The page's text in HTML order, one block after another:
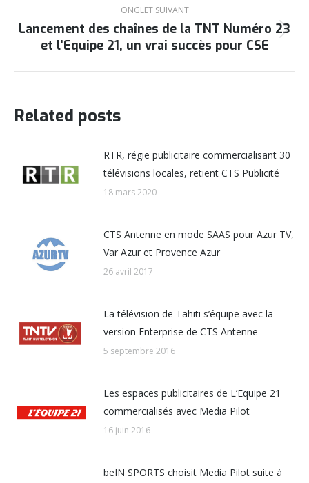
ONGLET SUIVANT
Onglet
suivant
Lancement des chaînes de la TNT Numéro 23
et l’Equipe 21, un vrai succès pour CSE
Related posts
RTR, régie publicitaire commercialisant 30
télévisions locales, retient CTS Publicité
18 mars 2020
CTS Antenne en mode SAAS pour Azur TV,
Var Azur et Provence Azur
26 avril 2017
La télévision de Tahiti s’équipe avec la
version Enterprise de CTS Antenne
5 septembre 2016
Les espaces publicitaires de L’Equipe 21
commercialisés avec Media Pilot
16 juin 2016
beIN SPORTS choisit Media Pilot suite à